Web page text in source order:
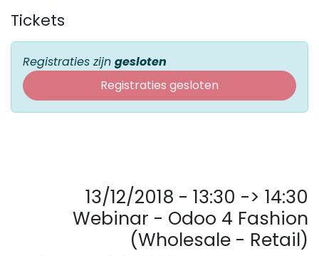
Tickets
Registraties zijn gesloten
Registraties gesloten
13/12/2018 - 13:30 -> 14:30
Webinar - Odoo 4 Fashion
(Wholesale - Retail)